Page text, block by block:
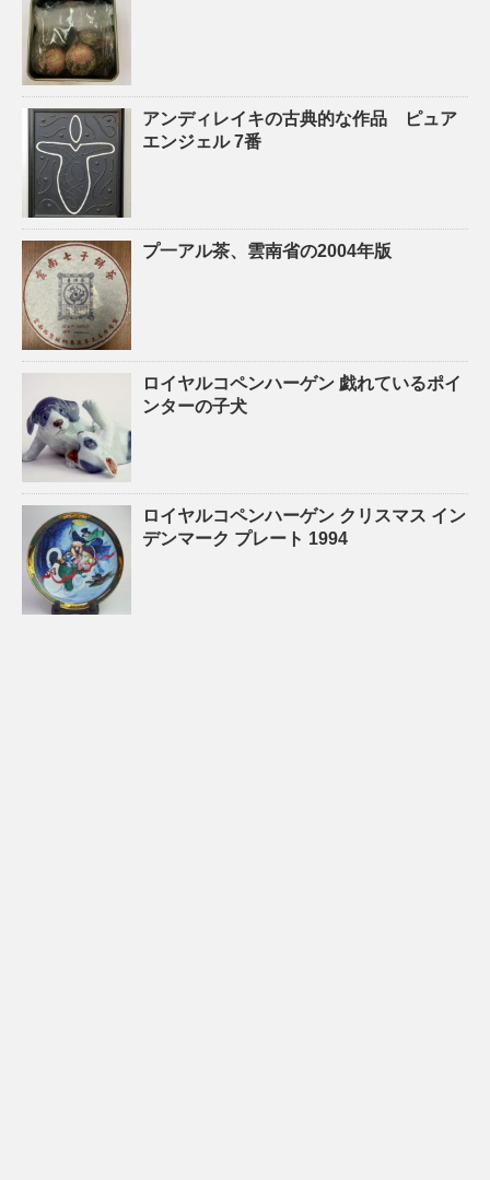
アンディレイキの古典的な作品 ピュア
エンジェル 7番
プ一アル茶、雲南省の2004年版
ロイヤルコペンハーゲン 戯れているポイ
ンターの子犬
ロイヤルコペンハーゲン クリスマス イン
デンマーク プレート 1994